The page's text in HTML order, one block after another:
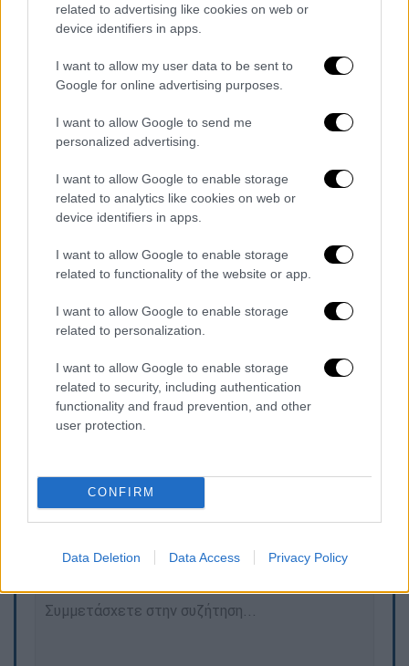
related to advertising like cookies on web or
device identifiers in apps.
I want to allow my user data to be sent to
Google for online advertising purposes.
I want to allow Google to send me
personalized advertising.
I want to allow Google to enable storage
related to analytics like cookies on web or
device identifiers in apps.
I want to allow Google to enable storage
related to functionality of the website or app.
I want to allow Google to enable storage
related to personalization.
I want to allow Google to enable storage
related to security, including authentication
functionality and fraud prevention, and other
user protection.
CONFIRM
Data Deletion Data Access Privacy Policy
Κώστας Καρβέλης
Μεγάλη επιχείρηση της
Στο σημείο έφτασαν τρία οχήματα της
Πυροσβεστικής με 10 πυροσβέστες από
Φουρνά και Καρπενήσι και με δυσκολία
κατάφεραν να προσεγγίσουν το
είχε ειδοποιηθεί και η 7η ΕΜΑΚ για
συνδρομή με την Ορειβατική της ομάδα, κάτι
που τελικά δε χρειάστηκε.
κατάφεραν να προσεγγίσουν το όχημα όπου
και απεγκλώβισαν χωρίς τις αισθήσεις του
Κώστα Καρβέλη .
Τα σχολιά σας δημοσιεύονται άμεσα με δική σας ευθύνη. Το
ΕΘΝΟΣ θα παρεμβαίνει και τα προσβλητικά σχόλια θα
διαγράφονται